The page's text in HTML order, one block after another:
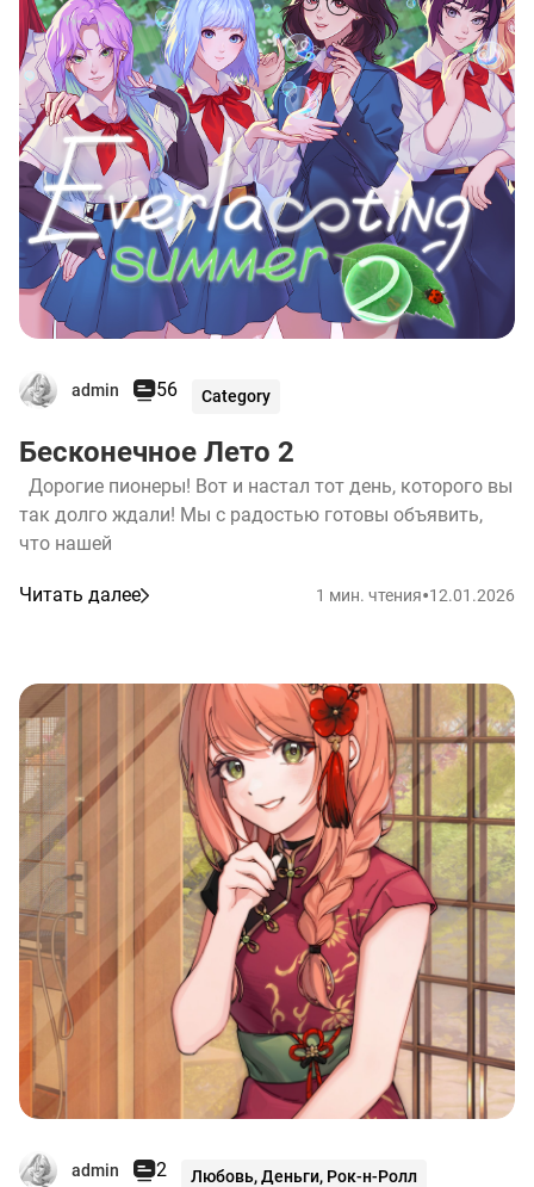
admin 56 Category
Бесконечное Лето 2
Дорогие пионеры! Вот и настал тот день, которого вы
так долго ждали! Мы с радостью готовы объявить,
что нашей
Читать далее 1 мин. чтения•12.01.2026
admin 2 Любовь, Деньги, Рок-н-Ролл